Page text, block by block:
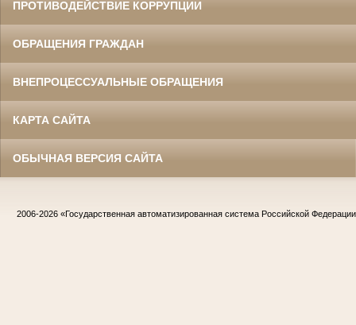
ПРОТИВОДЕЙСТВИЕ КОРРУПЦИИ
ОБРАЩЕНИЯ ГРАЖДАН
ВНЕПРОЦЕССУАЛЬНЫЕ ОБРАЩЕНИЯ
КАРТА САЙТА
ОБЫЧНАЯ ВЕРСИЯ САЙТА
2006-2026 «Государственная автоматизированная система Российской